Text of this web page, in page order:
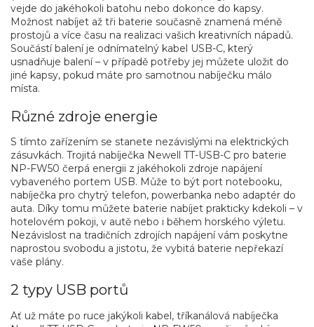
vejde do jakéhokoli batohu nebo dokonce do kapsy.
Možnost nabíjet až tři baterie současně znamená méně
prostojů a více času na realizaci vašich kreativních nápadů.
Součástí balení je odnímatelný kabel USB-C, který
usnadňuje balení – v případě potřeby jej můžete uložit do
jiné kapsy, pokud máte pro samotnou nabíječku málo
místa.
Různé zdroje energie
S tímto zařízením se stanete nezávislými na elektrických
zásuvkách. Trojitá nabíječka Newell TT-USB-C pro baterie
NP-FW50 čerpá energii z jakéhokoli zdroje napájení
vybaveného portem USB. Může to být port notebooku,
nabíječka pro chytrý telefon, powerbanka nebo adaptér do
auta. Díky tomu můžete baterie nabíjet prakticky kdekoli – v
hotelovém pokoji, v autě nebo i během horského výletu.
Nezávislost na tradičních zdrojích napájení vám poskytne
naprostou svobodu a jistotu, že vybitá baterie nepřekazí
vaše plány.
2 typy USB portů
Ať už máte po ruce jakýkoli kabel, tříkanálová nabíječka